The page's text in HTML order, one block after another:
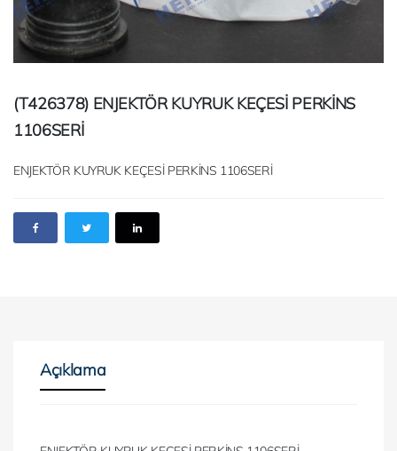
(T426378) ENJEKTÖR KUYRUK KEÇESİ PERKİNS
1106SERİ
ENJEKTÖR KUYRUK KEÇESİ PERKİNS 1106SERİ
Açıklama